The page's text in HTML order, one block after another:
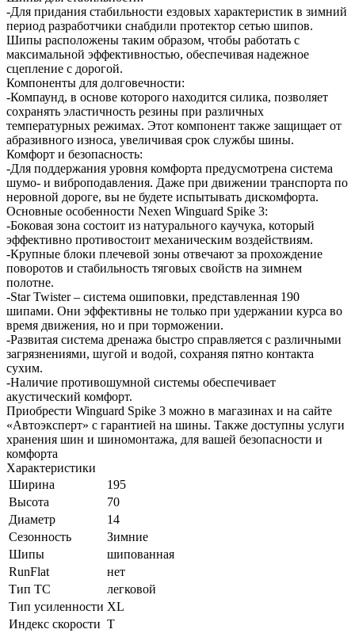
-Для придания стабильности ездовых характеристик в зимний
период разработчики снабдили протектор сетью шипов.
Шипы расположены таким образом, чтобы работать с
максимальной эффективностью, обеспечивая надежное
сцепление с дорогой.
Компоненты для долговечности:
-Компаунд, в основе которого находится силика, позволяет
сохранять эластичность резины при различных
температурных режимах. Этот компонент также защищает от
абразивного износа, увеличивая срок службы шины.
Комфорт и безопасность:
-Для поддержания уровня комфорта предусмотрена система
шумо- и виброподавления. Даже при движении транспорта по
неровной дороге, вы не будете испытывать дискомфорта.
Основные особенности Nexen Winguard Spike 3:
-Боковая зона состоит из натурального каучука, который
эффективно противостоит механическим воздействиям.
-Крупные блоки плечевой зоны отвечают за прохождение
поворотов и стабильность тяговых свойств на зимнем
полотне.
-Star Twister – система ошиповки, представленная 190
шипами. Они эффективны не только при удержании курса во
время движения, но и при торможении.
-Развитая система дренажа быстро справляется с различными
загрязнениями, шугой и водой, сохраняя пятно контакта
сухим.
-Наличие противошумной системы обеспечивает
акустический комфорт.
Приобрести Winguard Spike 3 можно в магазинах и на сайте
«Автоэксперт» с гарантией на шины. Также доступны услуги
хранения шин и шиномонтажа, для вашей безопасности и
комфорта
Характеристики
Ширина
195
Высота
70
Диаметр
14
Сезонность
Зимние
Шипы
шипованная
RunFlat
нет
Тип ТС
легковой
Тип усиленности XL
Индекс скорости T